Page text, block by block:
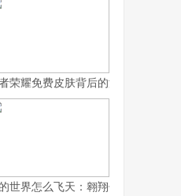
手进阶的实战心得分享
荣耀免费皮肤背后的游戏经济学，
家的独门秘籍
世界怎么飞天：翱翔像素宇宙的终